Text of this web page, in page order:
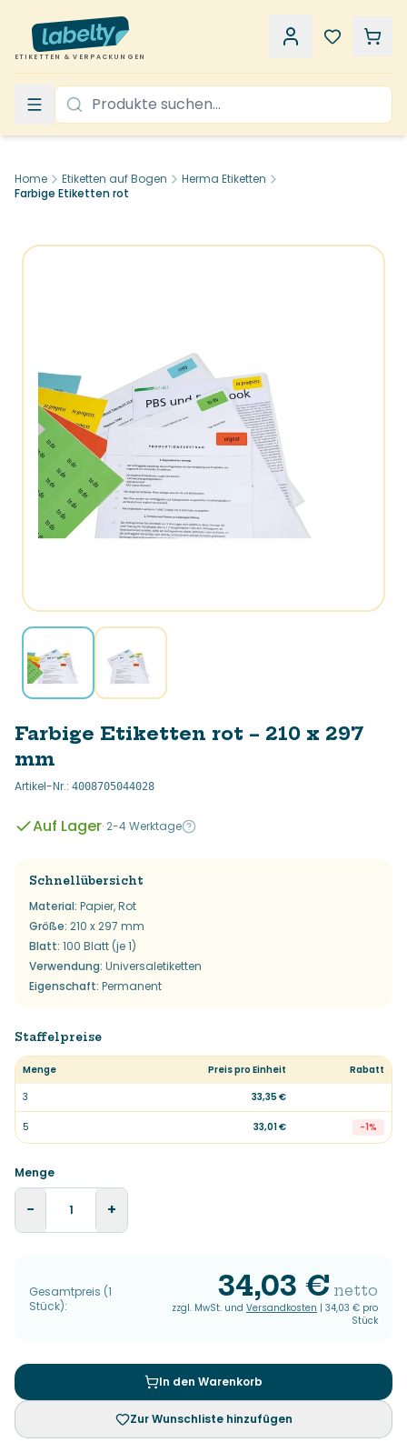
ETIKETTEN & VERPACKUNGEN
Home Etiketten auf Bogen
Herma Etiketten
Farbige Etiketten rot
Farbige Etiketten rot – 210 x 297
mm
Artikel-Nr.: 4008705044028
Auf Lager· 2-4 Werktage
Schnellübersicht
Material: Papier, Rot
Größe: 210 x 297 mm
Blatt: 100 Blatt (je 1)
Verwendung: Universaletiketten
Eigenschaft: Permanent
Staffelpreise
Menge Preis pro Einheit
Rabatt
3
33,35 €
5 33,01 € -1%
Menge
− +
Gesamtpreis (1
Stück):
34,03 € netto
zzgl. MwSt. und Versandkosten | 34,03 € pro
Stück
In den Warenkorb
Zur Wunschliste hinzufügen